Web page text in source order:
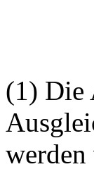
(1) Die